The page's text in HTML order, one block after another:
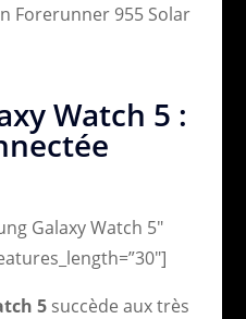
Forerunner 955 Solar
Watch 5 :
Galaxy Watch 5″
5succède aux très